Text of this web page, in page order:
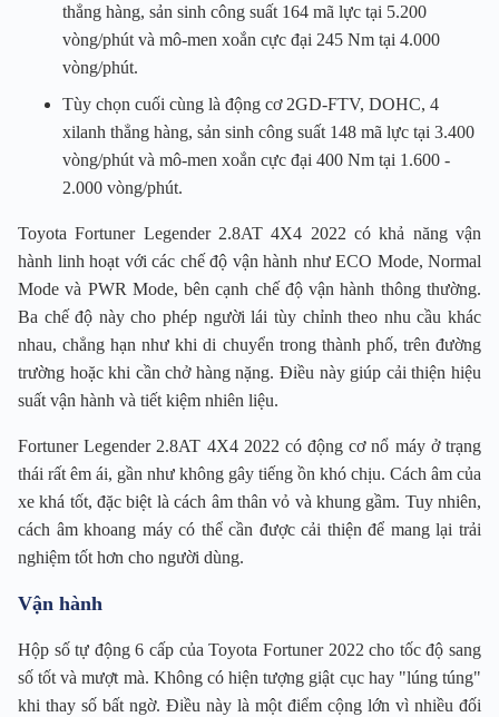
thẳng hàng, sản sinh công suất 164 mã lực tại 5.200
vòng/phút và mô-men xoắn cực đại 245 Nm tại 4.000
vòng/phút.
Tùy chọn cuối cùng là động cơ 2GD-FTV, DOHC, 4
xilanh thẳng hàng, sản sinh công suất 148 mã lực tại 3.400
vòng/phút và mô-men xoắn cực đại 400 Nm tại 1.600 -
2.000 vòng/phút.
Toyota Fortuner Legender 2.8AT 4X4 2022 có khả năng vận
hành linh hoạt với các chế độ vận hành như ECO Mode, Normal
Mode và PWR Mode, bên cạnh chế độ vận hành thông thường.
Ba chế độ này cho phép người lái tùy chỉnh theo nhu cầu khác
nhau, chẳng hạn như khi di chuyển trong thành phố, trên đường
trường hoặc khi cần chở hàng nặng. Điều này giúp cải thiện hiệu
suất vận hành và tiết kiệm nhiên liệu.
Fortuner Legender 2.8AT 4X4 2022 có động cơ nổ máy ở trạng
thái rất êm ái, gần như không gây tiếng ồn khó chịu. Cách âm của
xe khá tốt, đặc biệt là cách âm thân vỏ và khung gầm. Tuy nhiên,
cách âm khoang máy có thể cần được cải thiện để mang lại trải
nghiệm tốt hơn cho người dùng.
Vận hành
Hộp số tự động 6 cấp của Toyota Fortuner 2022 cho tốc độ sang
số tốt và mượt mà. Không có hiện tượng giật cục hay "lúng túng"
khi thay số bất ngờ. Điều này là một điểm cộng lớn vì nhiều đối